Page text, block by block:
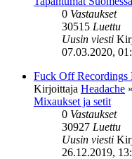
0 Vastaukset
30515 Luettu
Uusin viesti
07.03.2020,
Fuck Off Recordings
Kirjoittaja Headache »
Mixaukset ja setit
0 Vastaukset
30927 Luettu
Uusin viesti
26.12.2019,